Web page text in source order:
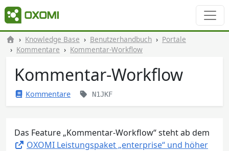
Knowledge Base Benutzerhandbuch
Portale
Kommentare
Kommentar-Workflow
Kommentar-Workflow
Kommentare N1JKF
Das Feature „Kommentar-Workflow“ steht ab dem
OXOMI Leistungspaket „enterprise“ und höher